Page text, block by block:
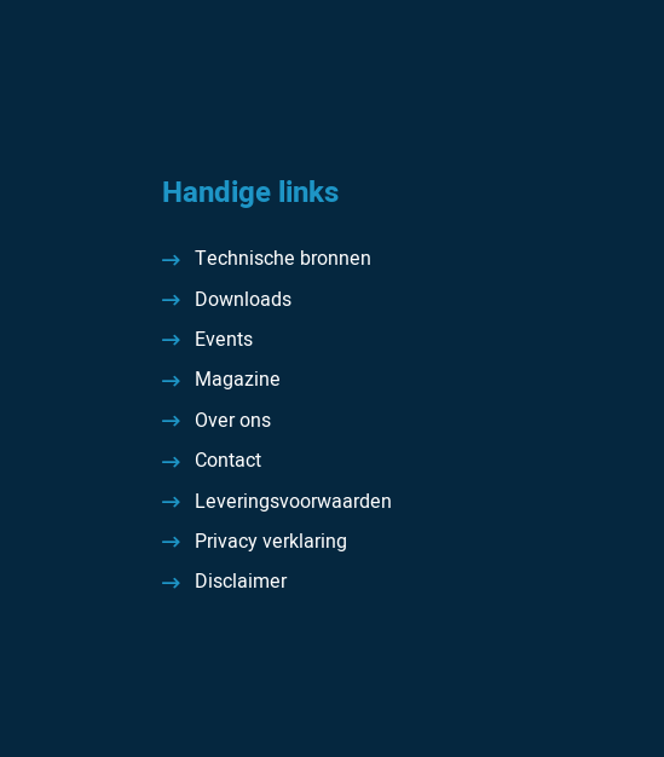
Handige links
Technische bronnen
Downloads
Events
Magazine
Over ons
Contact
Leveringsvoorwaarden
Privacy verklaring
Disclaimer